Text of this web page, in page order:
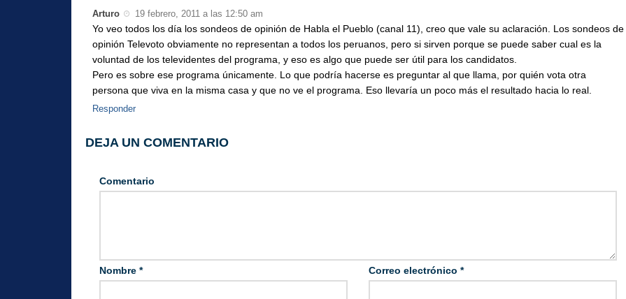
Arturo 19 febrero, 2011 a las 12:50 am
Yo veo todos los día los sondeos de opinión de Habla el Pueblo (canal 11), creo que vale su aclaración. Los sondeos de
opinión Televoto obviamente no representan a todos los peruanos, pero si sirven porque se puede saber cual es la
voluntad de los televidentes del programa, y eso es algo que puede ser útil para los candidatos.
Pero es sobre ese programa únicamente. Lo que podría hacerse es preguntar al que llama, por quién vota otra
persona que viva en la misma casa y que no ve el programa. Eso llevaría un poco más el resultado hacia lo real.
Responder
DEJA UN COMENTARIO
Comentario
Nombre * Correo electrónico *